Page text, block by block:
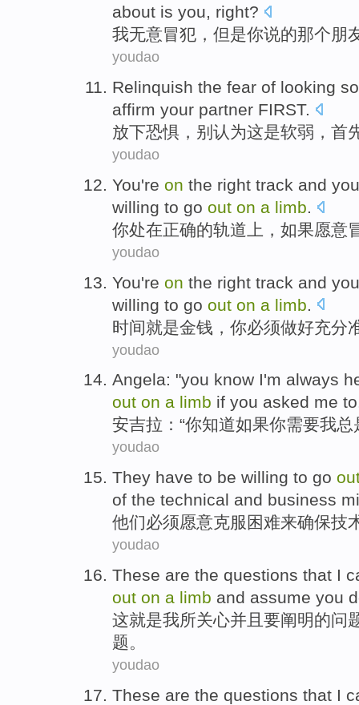
about is you, right?
我无意冒犯 ， 但是你说的那个朋
youdao
Relinquish the fear of looking
affirm your partner FIRST.
放下恐惧 ，别认为这是软弱 ， 首
youdao
You're on the right track and
willing to go out on a limb.
你处在正确的轨道上 ， 如果愿意
youdao
You're on the right track and you
willing to go out on a limb
时间就是金钱 ， 你必须做好充分
youdao
Angela: "you know I'm always
out on a limb if you asked me
安吉拉 ：“你知道如果你需要我总
youdao
They have to be willing to go
of the technical and business
他们必须愿意克服困难来确保技
youdao
These are the questions that I
out on a limb and assume you
这就是我所关心并且 要阐明的问
题。
youdao
These are the questions that I